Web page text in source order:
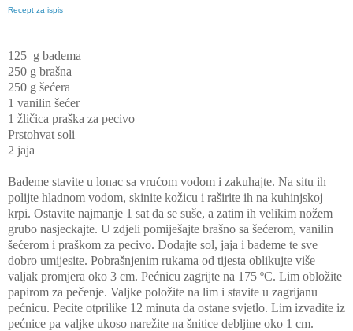
Recept za ispis
125 g badema
250 g brašna
250 g šećera
1 vanilin šećer
1 žličica praška za pecivo
Prstohvat soli
2 jaja
Bademe stavite u lonac sa vrućom vodom i zakuhajte. Na situ ih
polijte hladnom vodom, skinite kožicu i raširite ih na kuhinjskoj
krpi. Ostavite najmanje 1 sat da se suše, a zatim ih velikim nožem
grubo nasjeckajte. U zdjeli pomiješajte brašno sa šećerom, vanilin
šećerom i praškom za pecivo. Dodajte sol, jaja i bademe te sve
dobro umijesite. Pobrašnjenim rukama od tijesta oblikujte više
valjak promjera oko 3 cm. Pećnicu zagrijte na 175 ºC. Lim obložite
papirom za pečenje. Valjke položite na lim i stavite u zagrijanu
pećnicu. Pecite otprilike 12 minuta da ostane svjetlo. Lim izvadite iz
pećnice pa valjke ukoso narežite na šnitice debljine oko 1 cm.